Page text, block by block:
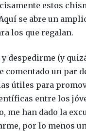
estos
se abre un
los que regalan.
despedirme (y
comentado un par
útiles para
entre los
me han dado la
por lo menos